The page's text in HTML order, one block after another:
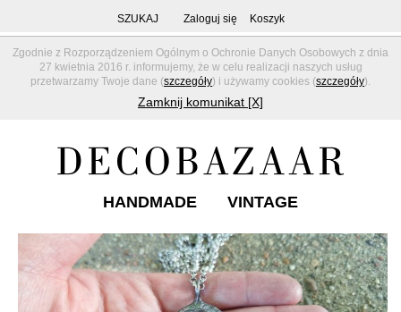
Zgodnie z Rozporządzeniem Ogólnym o Ochronie Danych Osobowych z dnia
27 kwietnia 2016 r. informujemy, że w celu realizacji naszych usług
przetwarzamy Twoje dane (szczegóły) i używamy cookies (szczegóły).
Zamknij komunikat [X]
SZUKAJ Zaloguj się Koszyk
HANDMADE VINTAGE